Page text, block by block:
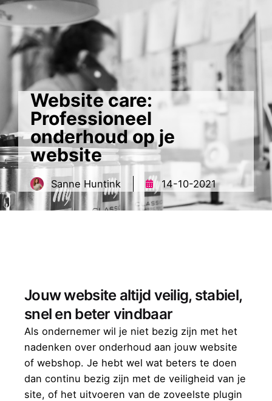
MENU contact
Website care:
Professioneel
onderhoud op je
website
Sanne Huntink 14-10-2021
Jouw website altijd veilig, stabiel,
snel en beter vindbaar
Als ondernemer wil je niet bezig zijn met het
nadenken over onderhoud aan jouw website
of webshop. Je hebt wel wat beters te doen
dan continu bezig zijn met de veiligheid van je
site, of het uitvoeren van de zoveelste plugin